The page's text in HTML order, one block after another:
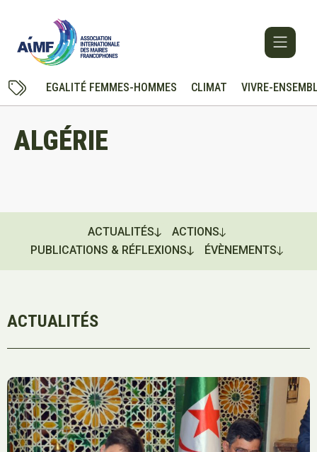
EGALITÉ FEMMES-HOMMES CLIMAT VIVRE-
ALGÉRIE
ACTUALITÉS
ACTIONS
PUBLICATIONS & RÉFLEXIONS
ÉVÈNEMENTS
ACTUALITÉS